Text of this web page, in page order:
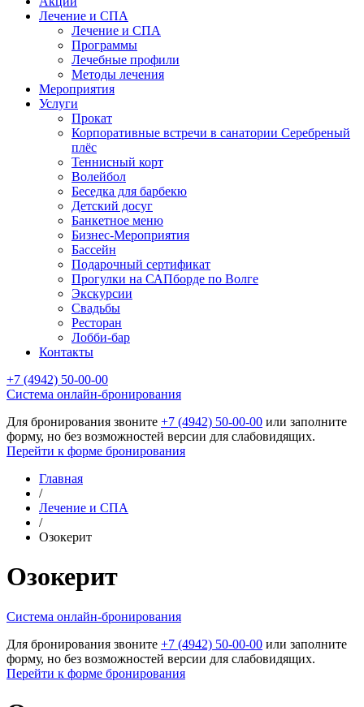
Лечение и СПА
Лечение и СПА
Программы
Лечебные профили
Методы лечения
Мероприятия
Услуги
Прокат
Корпоративные встречи в санатории Серебреный
плёс
Теннисный корт
Волейбол
Беседка для барбекю
Детский досуг
Банкетное меню
Бизнес-Мероприятия
Бассейн
Подарочный сертификат
Прогулки на САПборде по Волге
Экскурсии
Свадьбы
Ресторан
Лобби-бар
Контакты
+7 (4942) 50-00-00
Cистема онлайн-бронирования
Для бронирования звоните +7 (4942) 50-00-00 или заполните
форму, но без возможностей версии для слабовидящих.
Перейти к форме бронирования
Главная
/
Лечение и СПА
/
Озокерит
Озокерит
Cистема онлайн-бронирования
Для бронирования звоните +7 (4942) 50-00-00 или заполните
форму, но без возможностей версии для слабовидящих.
Перейти к форме бронирования